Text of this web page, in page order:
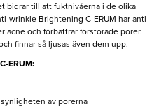
bidrar till att fuktnivåerna i de olika
wrinkle Brightening C-ERUM har anti-
acne och förbättrar förstorade porer.
finnar så ljusas även dem upp.
ERUM:
av porerna